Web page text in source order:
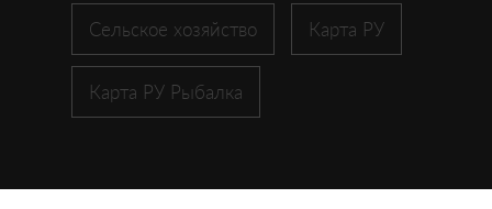
Сельское хозяйство Карта РУ
Карта РУ Рыбалка